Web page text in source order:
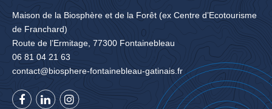
Maison de la Biosphère et de la Forêt (ex Centre d’Ecotourisme
de Franchard)
Route de l’Ermitage, 77300 Fontainebleau
06 81 04 21 63
contact@biosphere-fontainebleau-gatinais.fr